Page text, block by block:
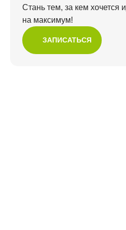
Стань тем, за кем хочется
на максимум!
ЗАПИСАТЬСЯ